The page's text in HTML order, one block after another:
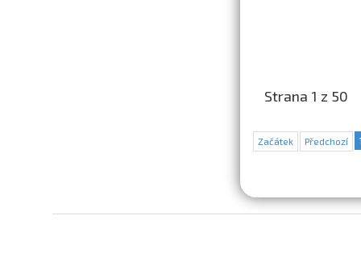
Strana 1 z 50
Začátek Předchozí